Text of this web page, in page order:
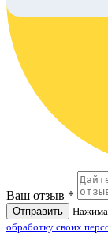
Ваш отзыв *
Отправить
обработку своих